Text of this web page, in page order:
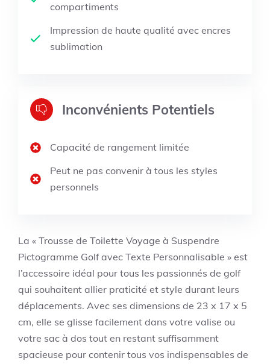
compartiments
Impression de haute qualité avec encres
sublimation
Inconvénients Potentiels
Capacité de rangement limitée
Peut ne pas convenir à tous les styles
personnels
La « Trousse de Toilette Voyage à Suspendre
Pictogramme Golf avec Texte Personnalisable » est
l’accessoire idéal pour tous les passionnés de golf
qui souhaitent allier praticité et style durant leurs
déplacements. Avec ses dimensions de 23 x 17 x 5
cm, elle se glisse facilement dans votre valise ou
votre sac à dos tout en restant suffisamment
spacieuse pour contenir tous vos indispensables de